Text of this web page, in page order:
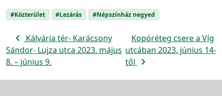
#Közterület #Lezárás #Népszínház negyed
navigate_before Kálvária tér- Karácsony
Sándor- Lujza utca 2023. május
8. – június 9.
Kopóréteg csere a Víg
utcában 2023. június 14-
től navigate_next